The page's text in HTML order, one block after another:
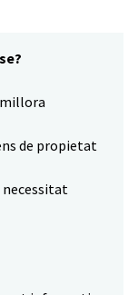
millora
de propietat
necessitat